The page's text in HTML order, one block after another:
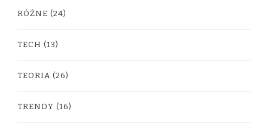
RÓŻNE (24)
TECH (13)
TEORIA (26)
TRENDY (16)